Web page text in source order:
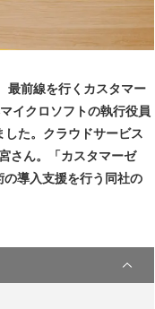
前線を行くカスタマー
イクロソフトの執行役員
た。クラウドサービス
さん。「カスタマーゼ
導入支援を行う同社の